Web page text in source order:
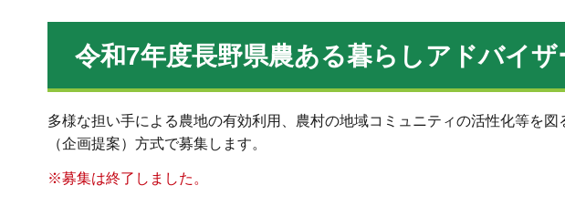
令和7年度長野県農ある暮らしアドバイ
多様な担い手による農地の有効利用、農村の地域コミュニティの活性化等を
（企画提案）方式で募集します。
※募集は終了しました。